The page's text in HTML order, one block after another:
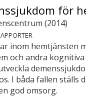
för
(2014)
inom hemtjänsten
och andra
I båda fallen
god omsorg.